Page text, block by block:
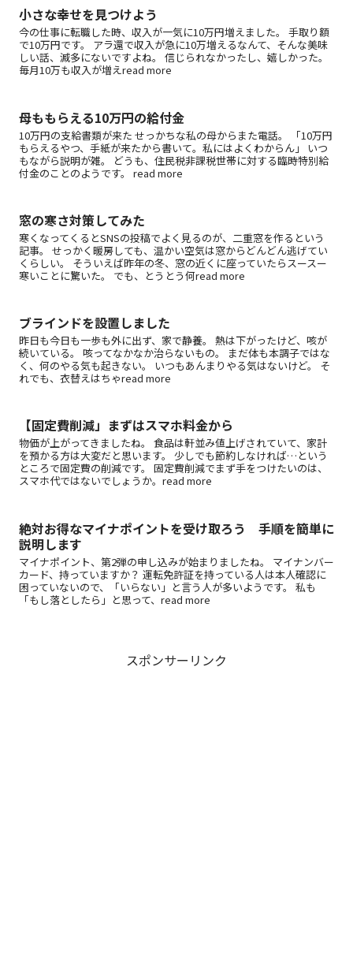
小さな幸せを見つけよう
今の仕事に転職した時、収入が一気に10万円増えました。 手取り額
で10万円です。 アラ還で収入が急に10万増えるなんて、そんな美味
しい話、滅多にないですよね。 信じられなかったし、嬉しかった。
毎月10万も収入が増えread more
母ももらえる10万円の給付金
10万円の支給書類が来た せっかちな私の母からまた電話。 「10万円
もらえるやつ、手紙が来たから書いて。私にはよくわからん」 いつ
もながら説明が雑。 どうも、住民税非課税世帯に対する臨時特別給
付金のことのようです。 read more
窓の寒さ対策してみた
寒くなってくるとSNSの投稿でよく見るのが、二重窓を作るという
記事。 せっかく暖房しても、温かい空気は窓からどんどん逃げてい
くらしい。 そういえば昨年の冬、窓の近くに座っていたらスースー
寒いことに驚いた。 でも、とうとう何read more
ブラインドを設置しました
昨日も今日も一歩も外に出ず、家で静養。 熱は下がったけど、咳が
続いている。 咳ってなかなか治らないもの。 まだ体も本調子ではな
く、何のやる気も起きない。 いつもあんまりやる気はないけど。 そ
れでも、衣替えはちゃread more
【固定費削減」まずはスマホ料金から
物価が上がってきましたね。 食品は軒並み値上げされていて、家計
を預かる方は大変だと思います。 少しでも節約しなければ…という
ところで固定費の削減です。 固定費削減でまず手をつけたいのは、
スマホ代ではないでしょうか。read more
絶対お得なマイナポイントを受け取ろう 手順を簡単に
説明します
マイナポイント、第2弾の申し込みが始まりましたね。 マイナンバー
カード、持っていますか？ 運転免許証を持っている人は本人確認に
困っていないので、「いらない」と言う人が多いようです。 私も
「もし落としたら」と思って、read more
スポンサーリンク